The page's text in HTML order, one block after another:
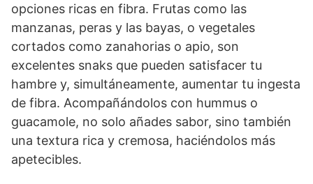
opciones ricas en fibra. Frutas como las
manzanas, peras y las bayas, o vegetales
cortados como zanahorias o apio, son
excelentes snaks que pueden satisfacer tu
hambre y, simultáneamente, aumentar tu ingesta
de fibra. Acompañándolos con hummus o
guacamole, no solo añades sabor, sino también
una textura rica y cremosa, haciéndolos más
apetecibles.